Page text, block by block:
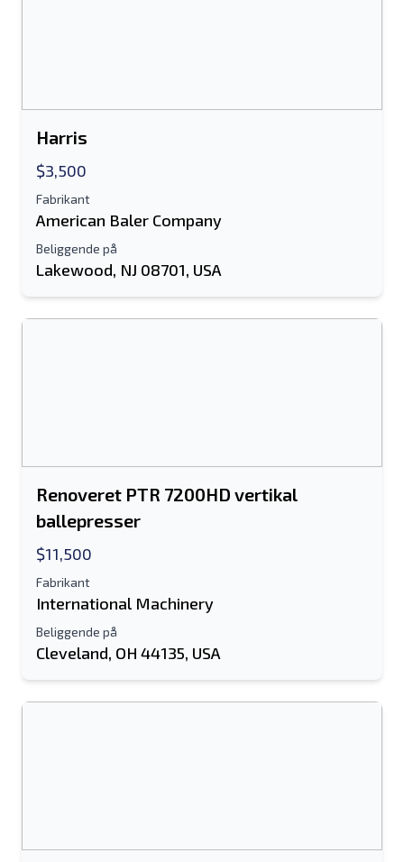
Harris
$3,500
Fabrikant
American Baler Company
Beliggende på
Lakewood, NJ 08701, USA
Renoveret PTR 7200HD vertikal
ballepresser
$11,500
Fabrikant
International Machinery
Beliggende på
Cleveland, OH 44135, USA